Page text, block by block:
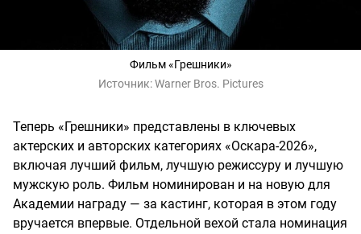
Фильм «Грешники»
Источник:Warner Bros. Pictures
Теперь «Грешники» представлены в ключевых
актерских и авторских категориях «Оскара-2026»,
включая лучший фильм, лучшую режиссуру и лучшую
мужскую роль. Фильм номинирован и на новую для
Академии награду — за кастинг, которая в этом году
вручается впервые. Отдельной вехой стала номинация